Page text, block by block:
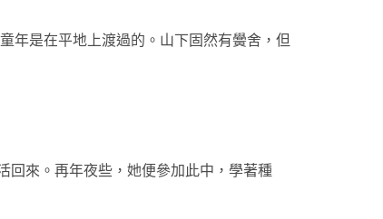
年是在平地上渡過的。山下固然有黌舍，但
回來。再年夜些，她便參加此中，學著種